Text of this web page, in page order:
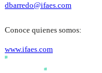
dbarredo@ifaes.com
Conoce quienes somos:
www.ifaes.com